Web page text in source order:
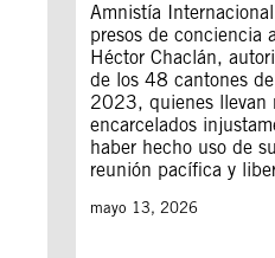
Amnistía
presos de conciencia
Héctor Chaclán,
de los 48 cantones
2023, quienes llevan
encarcelados
haber hecho uso de
reunión pacífica y
mayo 13, 2026